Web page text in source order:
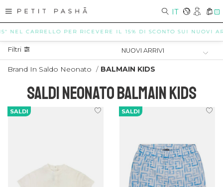
IT 0
CARRELLO PER RICEVERE IL 15% DI SCONTO SUI NUOVI
Filtri
Brand In Saldo Neonato / BALMAIN KIDS
SALDI NEONATO BALMAIN KIDS
SALDI SALDI